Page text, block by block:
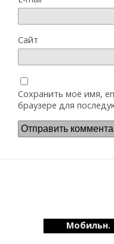
Сайт
Сохранить моё имя,
браузере для
Мобильн.